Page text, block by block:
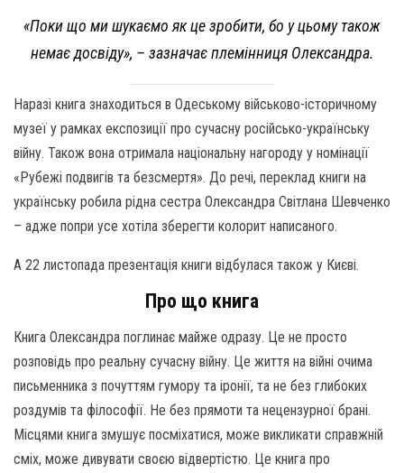
«Поки що ми шукаємо як це зробити, бо у цьому також
немає досвіду», – зазначає племінниця Олександра.
Наразі книга знаходиться в Одеському військово-історичному
музеї у рамках експозиції про сучасну російсько-українську
війну. Також вона отримала національну нагороду у номінації
«Рубежі подвигів та безсмертя». До речі, переклад книги на
українську робила рідна сестра Олександра Світлана Шевченко
– адже попри усе хотіла зберегти колорит написаного.
А 22 листопада презентація книги відбулася також у Києві.
Про що книга
Книга Олександра поглинає майже одразу. Це не просто
розповідь про реальну сучасну війну. Це життя на війні очима
письменника з почуттям гумору та іронії, та не без глибоких
роздумів та філософії. Не без прямоти та нецензурної брані.
Місцями книга змушує посміхатися, може викликати справжній
сміх, може дивувати своєю відвертістю. Це книга про